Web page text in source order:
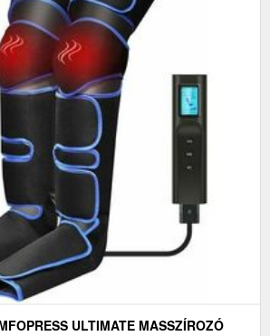
ULTIMATE MASSZÍROZÓ